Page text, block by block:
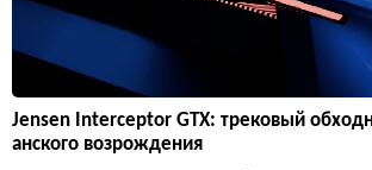
Jensen Interceptor GTX: трековый
анского возрождения